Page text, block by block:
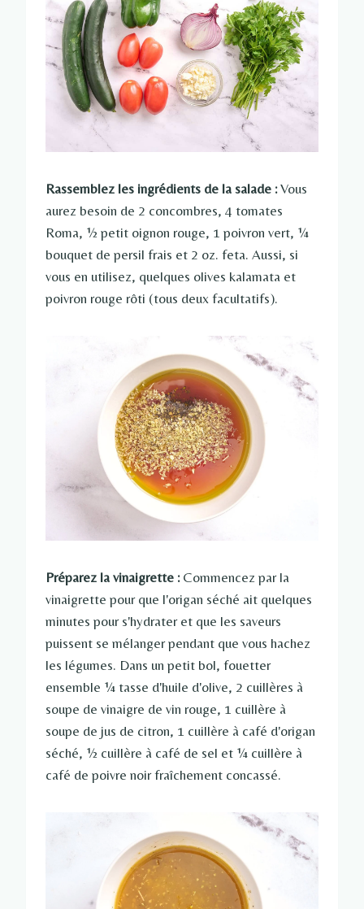
Rassemblez les ingrédients de la salade :Vous
aurez besoin de 2 concombres, 4 tomates
Roma, ½ petit oignon rouge, 1 poivron vert, ¼
bouquet de persil frais et 2 oz. feta. Aussi, si
vous en utilisez, quelques olives kalamata et
poivron rouge rôti (tous deux facultatifs).
Préparez la vinaigrette :Commencez par la
vinaigrette pour que l'origan séché ait quelques
minutes pour s'hydrater et que les saveurs
puissent se mélanger pendant que vous hachez
les légumes. Dans un petit bol, fouetter
ensemble ¼ tasse d'huile d'olive, 2 cuillères à
soupe de vinaigre de vin rouge, 1 cuillère à
soupe de jus de citron, 1 cuillère à café d'origan
séché, ½ cuillère à café de sel et ¼ cuillère à
café de poivre noir fraîchement concassé.